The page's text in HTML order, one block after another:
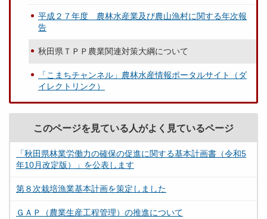
平成２７年度 農林水産業及び農山漁村に関する年次報
告
秋田県ＴＰＰ農業関連対策大綱について
「こまちチャンネル」農林水産情報ポータルサイト（ダ
イレクトリンク）
このページを見ている人がよく見ているページ
「秋田県林業労働力の確保の促進に関する基本計画書（令和5
年10月改定版）」を公表します
第８次栽培漁業基本計画を策定しました
ＧＡＰ（農業生産工程管理）の推進について